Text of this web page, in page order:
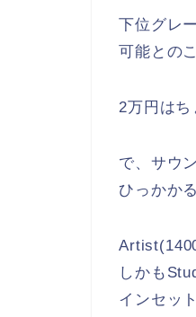
下位グレ
可能との
2万円は
で、サウ
ひっかか
しかも
インセッ